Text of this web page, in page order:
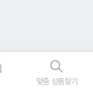
맞춤 상품찾기